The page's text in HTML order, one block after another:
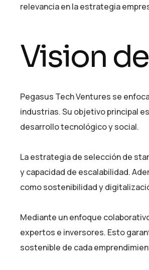
relevancia en la estrategia
Vision
Pegasus Tech Ventures se
industrias. Su objetivo principal
desarrollo tecnológico y social.
La estrategia de selección de
y capacidad de escalabilidad.
como sostenibilidad y
Mediante un enfoque
expertos e inversores. Esto
sostenible de cada